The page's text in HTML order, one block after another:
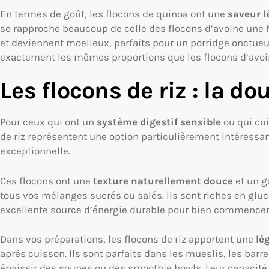
En termes de goût, les flocons de quinoa ont une saveur
se rapproche beaucoup de celle des flocons d’avoine
et deviennent moelleux, parfaits pour un porridge
exactement les mêmes proportions que les flocons
Les flocons de riz : la
Pour ceux qui ont un système digestif sensible ou qui
de riz représentent une option particulièrement
exceptionnelle.
Ces flocons ont une texture naturellement douce et un
tous vos mélanges sucrés ou salés. Ils sont riches en
excellente source d’énergie durable pour bien
Dans vos préparations, les flocons de riz apportent une
après cuisson. Ils sont parfaits dans les mueslis, les